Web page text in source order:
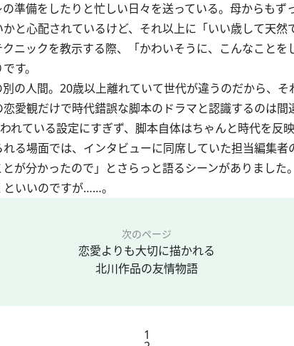
準備をしたりと忙しい日々を送っている。母からも
と心配されているけど、それ以上に「いい歳して天然
ニックを教示する際、「かわいそうに、こんなこと
す。
の人間。20歳以上離れていて世代が違うのだから、そ
愛観だけで時代錯誤な脚本のドラマと認識するのは間
れている設定にすぎず、脚本自体はちゃんと時代を反
る場面では、インタビューに同席していた担当編集
が分かったので」とさらっと語るシーンがありまし
いいのですが……。
次のページ
恋愛よりも大切に描かれる
北川作品の友情物語
1